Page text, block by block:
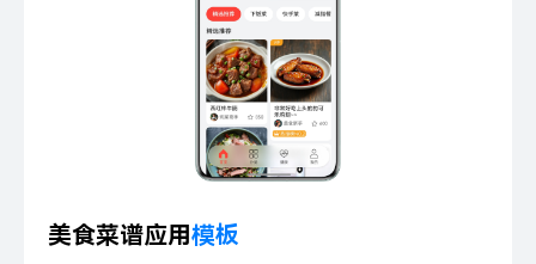
立即登录
美食菜谱应用模板